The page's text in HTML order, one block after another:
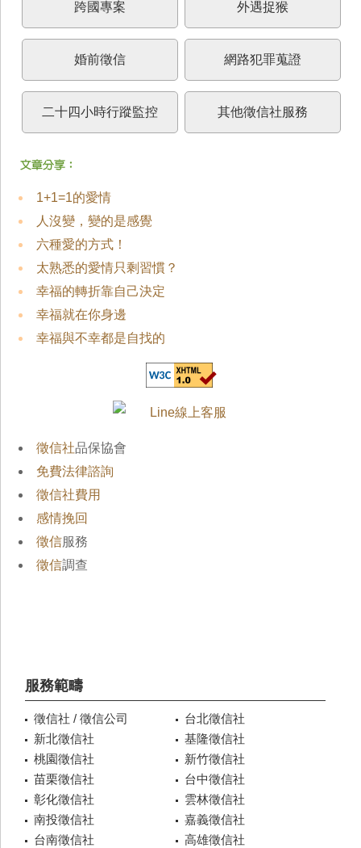
跨國專案 外遇捉猴
婚前徵信 網路犯罪蒐證
二十四小時行蹤監控 其他徵信社服務
1+1=1的愛情
人沒變，變的是感覺
六種愛的方式！
太熟悉的愛情只剩習慣？
幸福的轉折靠自己決定
幸福就在你身邊
幸福與不幸都是自找的
徵信社品保協會
免費法律諮詢
徵信社費用
感情挽回
徵信服務
徵信調查
服務範疇
徵信社 / 徵信公司
台北徵信社
新北徵信社
基隆徵信社
桃園徵信社
新竹徵信社
苗栗徵信社
台中徵信社
彰化徵信社
雲林徵信社
南投徵信社
嘉義徵信社
台南徵信社
高雄徵信社